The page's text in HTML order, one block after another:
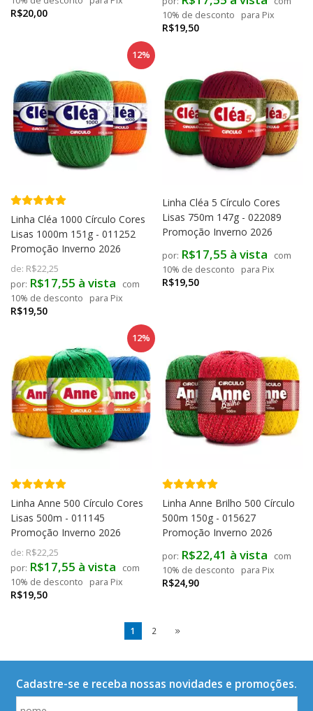
R$20,00
R$19,50
10% de desconto
para Pix
Linha Cléa 1000 Círculo Cores
Lisas 1000m 151g - 011252
Promoção Inverno 2026
de: R$22,25
R$19,50
R$17,55 à vista
com
10% de desconto
para Pix
12%
Linha Cléa 5 Círculo Cores
Lisas 750m 147g - 022089
Promoção Inverno 2026
R$19,50
R$17,55 à vista
com
10% de desconto
para Pix
Linha Anne 500 Círculo Cores
Lisas 500m - 011145
Promoção Inverno 2026
de: R$22,25
R$19,50
R$17,55 à vista
com
10% de desconto
para Pix
12%
Linha Anne Brilho 500 Círculo
500m 150g - 015627
Promoção Inverno 2026
R$24,90
R$22,41 à vista
com
10% de desconto
para Pix
1 2
Cadastre-se e receba nossas novidades e promoções.